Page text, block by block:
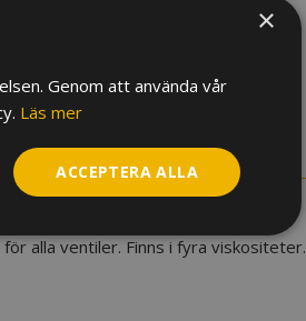
alla ventiler. Finns i fyra viskositeter.
×
Genom att använda vår
Läs mer
ACCEPTERA ALLA